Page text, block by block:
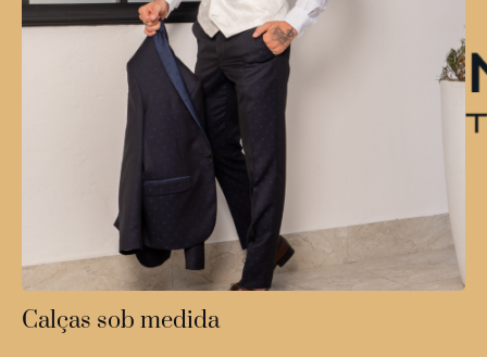
Calças sob medida